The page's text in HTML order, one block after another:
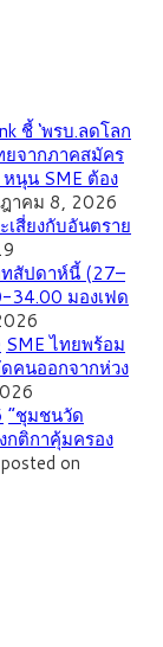
ชี้ ‘พรบ.ลดโลก
ยจากภาคสมัคร
หนุน SME ต้อง
าคม 8, 2026
เสี่ยงกับอันตราย
ทสัปดาห์นี้ (27–
34.00 มองเฟด
SME ไทยพร้อม
ดคนออกจากห่วง
”ชุมชนวัด
ติกาคุ้มครอง
posted on